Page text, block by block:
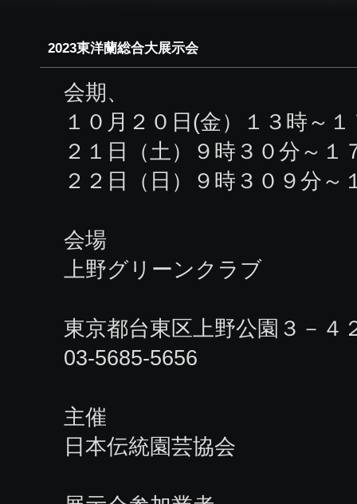
2023東洋蘭総合大展示会
会期、
１０月２０日(金）１３時～１
２１日（土）９時３０分～１
２２日（日）９時３０９分～
会場
上野グリーンクラブ
東京都台東区上野公園３－４
03-5685-5656
主催
日本伝統園芸協会